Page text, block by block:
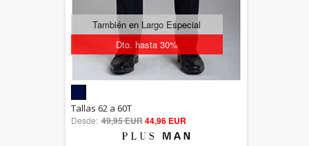
Dto. hasta 30%
También en Largo Especial
5.00
out of 5
Tallas 62 a 60T
Desde: 49,95 EUR44,96 EUR